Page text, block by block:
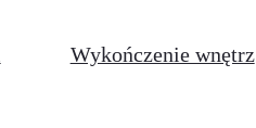
Wykończenie wnętrz